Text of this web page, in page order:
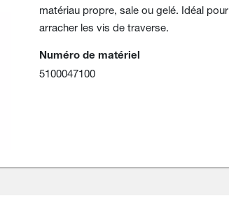
matériau propre, sale ou gelé. Idéal pour
arracher les vis de traverse.
Numéro de matériel
5100047100